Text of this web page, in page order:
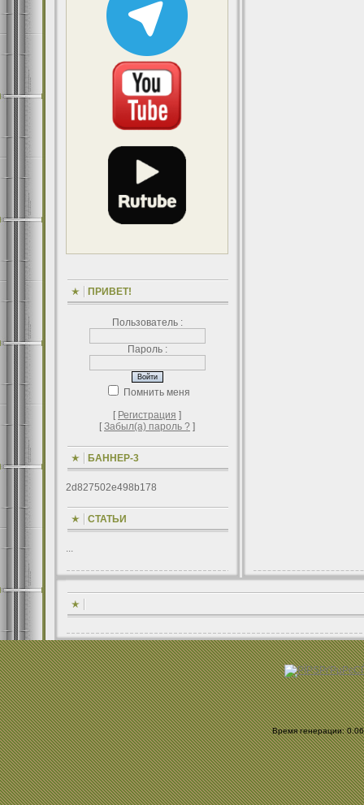
ПРИВЕТ!
Пользователь :
Пароль :
Помнить меня
[ Регистрация ]
[Забыл(а) пароль ? ]
БАННЕР-3
2d827502e498b178
СТАТЬИ
...
Время генерации: